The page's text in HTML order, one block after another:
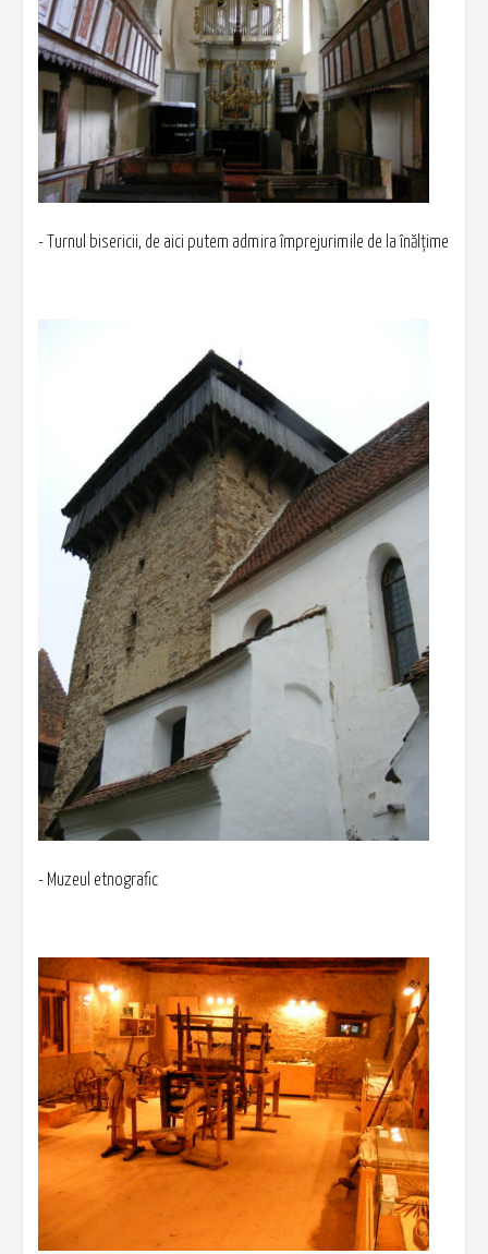
- Turnul bisericii, de aici putem admira împrejurimile de la înălţime
- Muzeul etnografic